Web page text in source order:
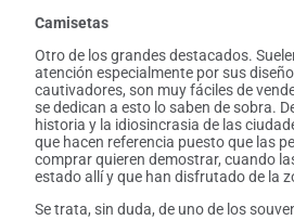
Camisetas
Otro de los grandes destacados.
atención especialmente por sus
cautivadores, son muy fáciles de
se dedican a esto lo saben de sobra.
historia y la idiosincrasia de las
que hacen referencia puesto que las
comprar quieren demostrar, cuando
estado allí y que han disfrutado de la
Se trata, sin duda, de uno de los